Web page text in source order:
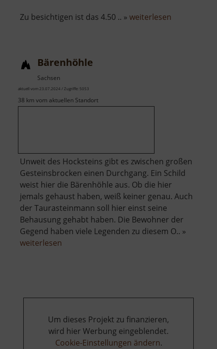
Zu besichtigen ist das 4.50 .. » weiterlesen
Bärenhöhle
Sachsen
aktuell vom 23.07.2024 / Zugriffe: 5053
38 km vom aktuellen Standort
Unweit des Hocksteins gibt es zwischen großen
Gesteinsbrocken einen Durchgang. Ein Schild
weist hier die Bärenhöhle aus. Ob die hier
jemals gehaust haben, weiß keiner genau. Auch
der Taurasteinmann soll hier einst seine
Behausung gehabt haben. Die Bewohner der
Gegend haben viele Legenden zu diesem O.. »
weiterlesen
Um dieses Projekt zu finanzieren,
wird hier Werbung eingeblendet.
Cookie-Einstellungen ändern.